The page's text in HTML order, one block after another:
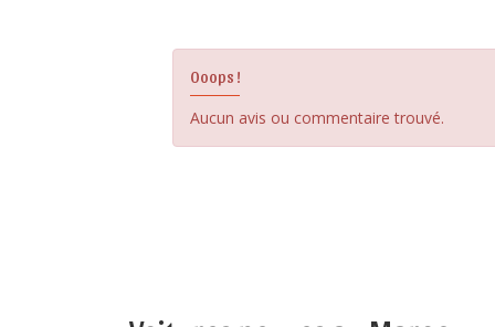
Ooops !
Aucun avis ou commentaire trouvé.